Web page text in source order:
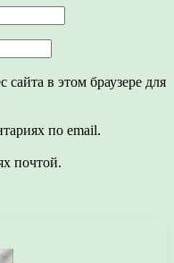
в этом браузере для
по email.
почтой.